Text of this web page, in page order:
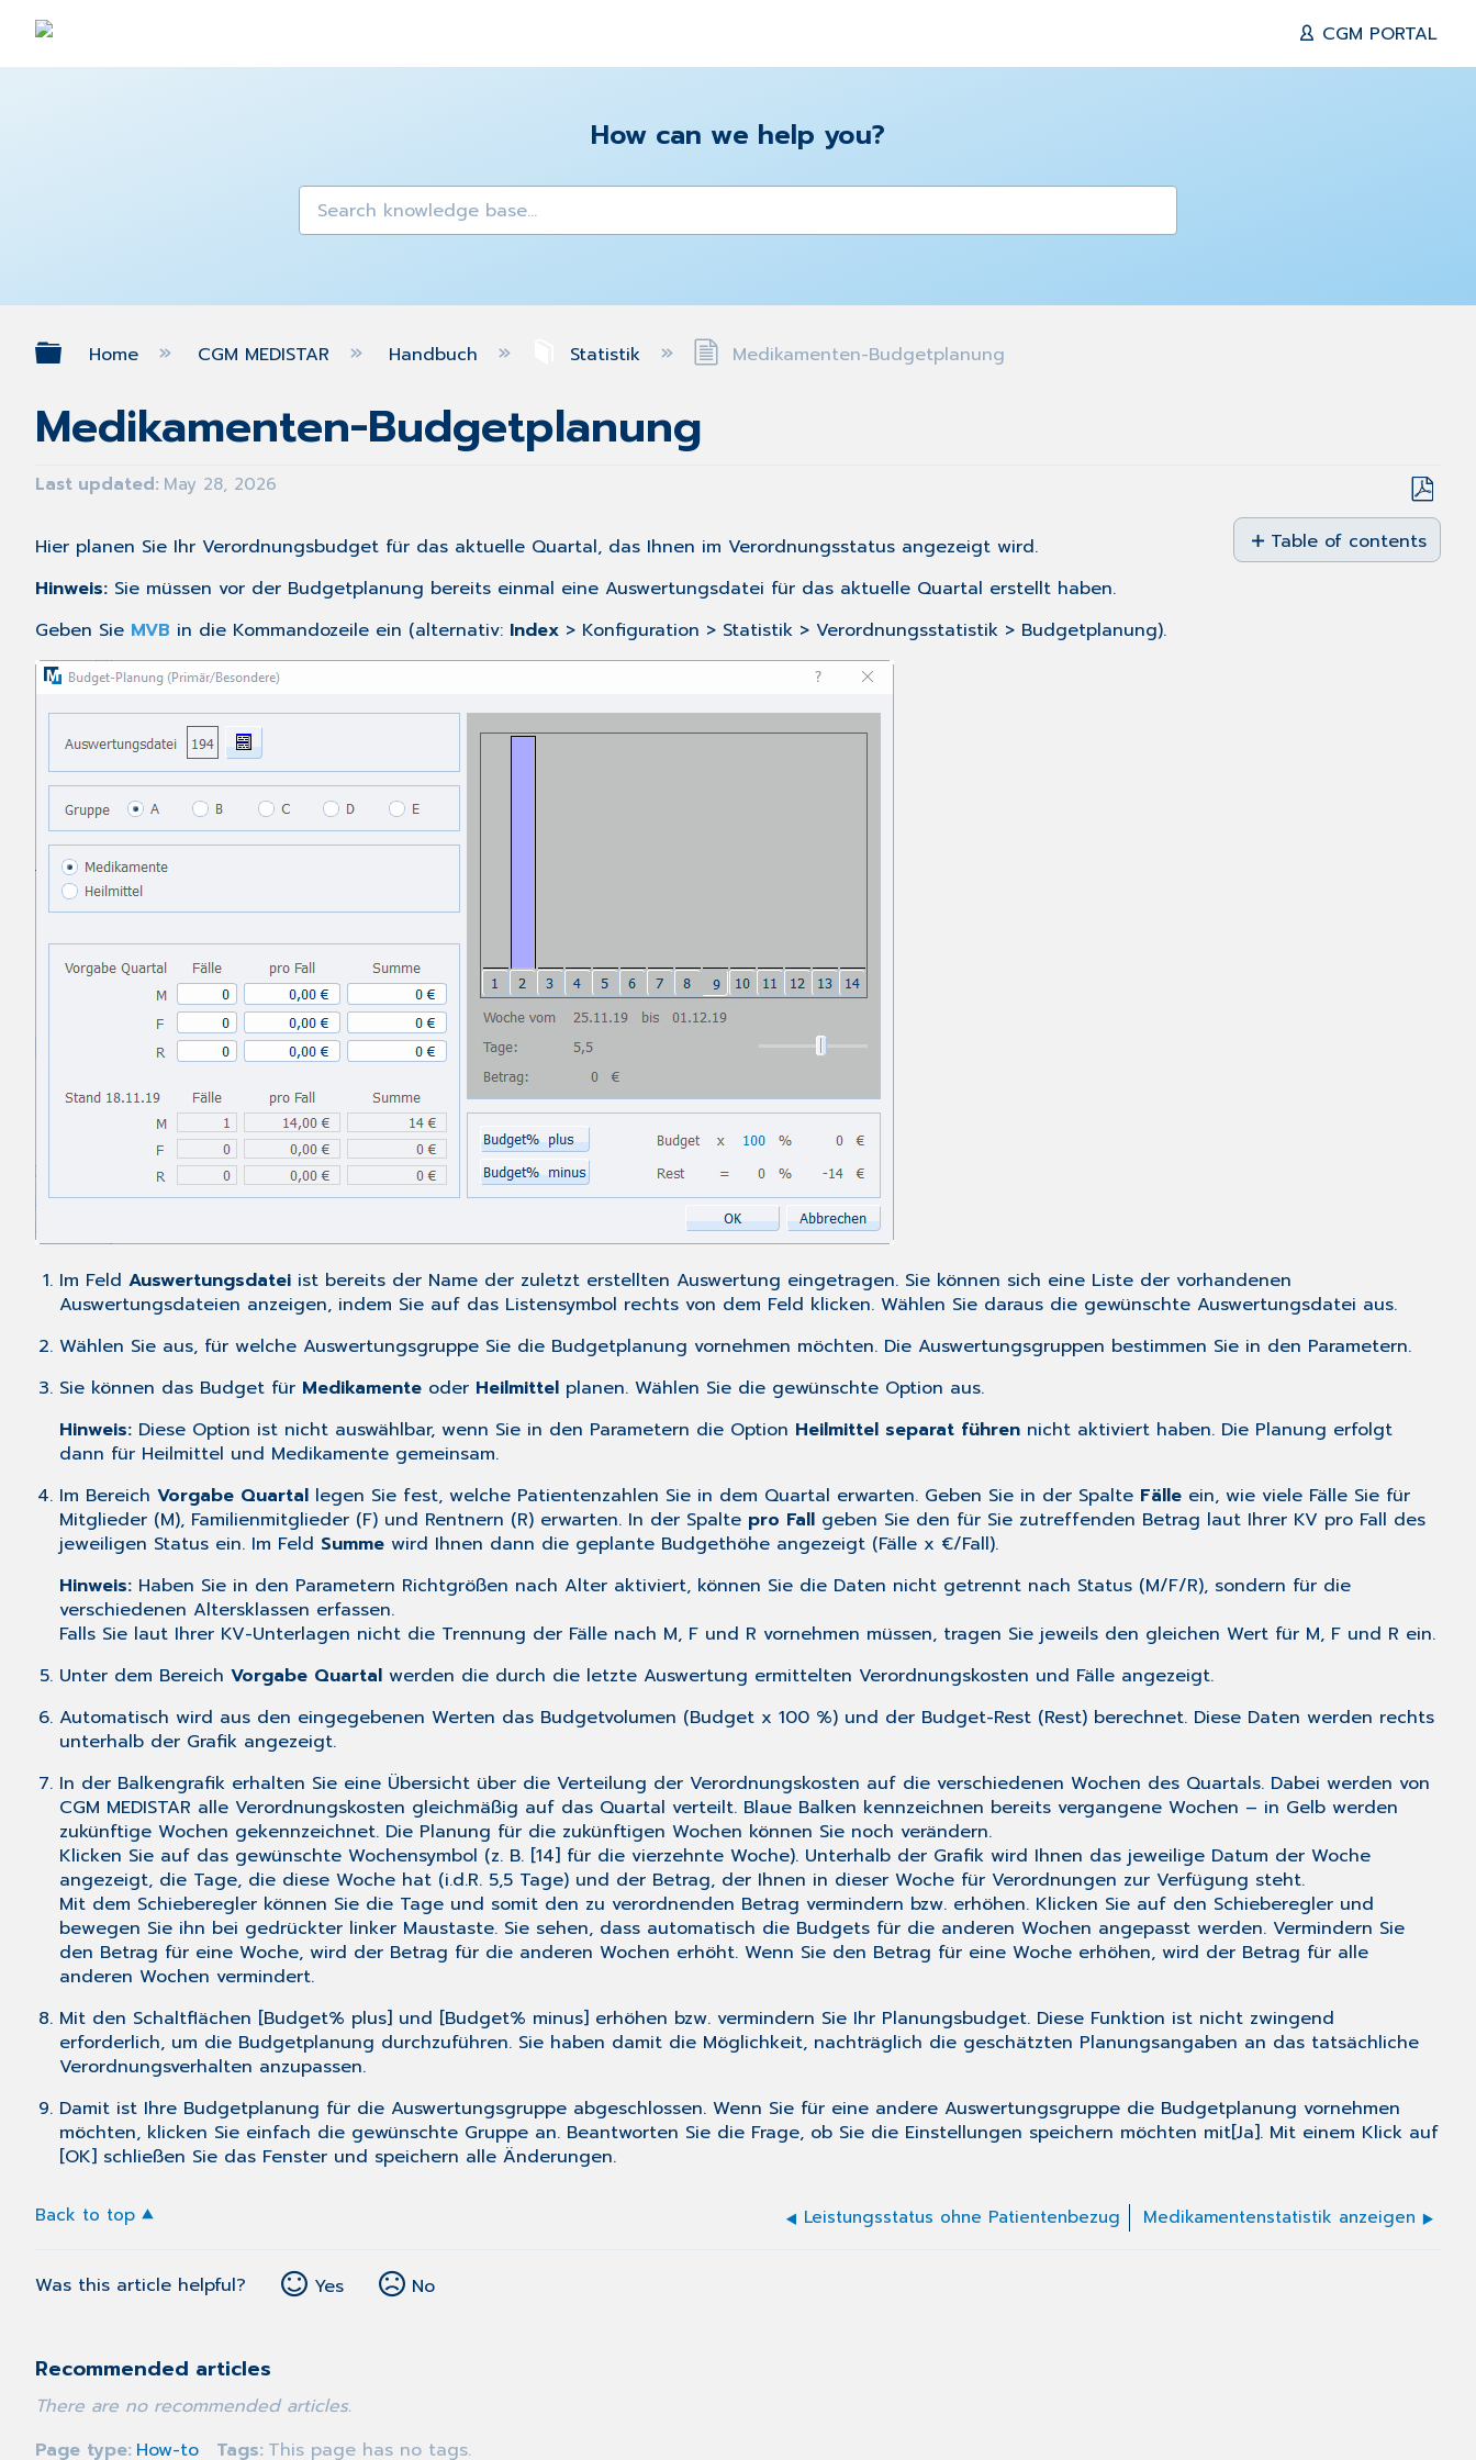
CGM PORTAL
How can we help you?
Expand/collapse global hierarchy
Home CGM MEDISTAR Handbuch Statistik Medikamenten-Budgetplanung
Medikamenten-Budgetplanung
Last updated May 28, 2026
Save
as
PDF
Table of contents
No
Hier planen Sie Ihr Verordnungsbudget für das aktuelle Quartal, das Ihnen im Verordnungsstatus angezeigt wird.
Hinweis: Sie müssen vor der Budgetplanung bereits einmal eine Auswertungsdatei für das aktuelle Quartal erstellt haben.
Geben Sie MVB in die Kommandozeile ein (alternativ: Index > Konfiguration > Statistik > Verordnungsstatistik > Budgetplanung).
Im FeldAuswertungsdatei ist bereits der Name der zuletzt erstellten Auswertung eingetragen. Sie können sich eine Liste der vorhandenen
Auswertungsdateien anzeigen, indem Sie auf das Listensymbol rechts von dem Feld klicken. Wählen Sie daraus die gewünschte Auswertungsdatei aus.
Wählen Sie aus, für welche Auswertungsgruppe Sie die Budgetplanung vornehmen möchten. Die Auswertungsgruppen bestimmen Sie in den Parametern.
Sie können das Budget für Medikamente oder Heilmittel planen. Wählen Sie die gewünschte Option aus.
Hinweis: Diese Option ist nicht auswählbar, wenn Sie in den Parametern die Option Heilmittel separat führen nicht aktiviert haben. Die Planung erfolgt
dann für Heilmittel und Medikamente gemeinsam.
Im BereichVorgabe Quartal legen Sie fest, welche Patientenzahlen Sie in dem Quartal erwarten. Geben Sie in der Spalte Fälle ein, wie viele Fälle Sie für
Mitglieder (M), Familienmitglieder (F) und Rentnern (R) erwarten. In der Spalte pro Fall geben Sie den für Sie zutreffenden Betrag laut Ihrer KV pro Fall des
jeweiligen Status ein. Im Feld Summe wird Ihnen dann die geplante Budgethöhe angezeigt (Fälle x €/Fall).
Hinweis: Haben Sie in den Parametern Richtgrößen nach Alter aktiviert, können Sie die Daten nicht getrennt nach Status (M/F/R), sondern für die
verschiedenen Altersklassen erfassen.
Falls Sie laut Ihrer KV-Unterlagen nicht die Trennung der Fälle nach M, F und R vornehmen müssen, tragen Sie jeweils den gleichen Wert für M, F und R ein.
Unter dem BereichVorgabe Quartal werden die durch die letzte Auswertung ermittelten Verordnungskosten und Fälle angezeigt.
Automatisch wird aus den eingegebenen Werten das Budgetvolumen (Budget x 100 %) und der Budget-Rest (Rest) berechnet. Diese Daten werden rechts
unterhalb der Grafik angezeigt.
In der Balkengrafik erhalten Sie eine Übersicht über die Verteilung der Verordnungskosten auf die verschiedenen Wochen des Quartals. Dabei werden von
CGM MEDISTAR alle Verordnungskosten gleichmäßig auf das Quartal verteilt. Blaue Balken kennzeichnen bereits vergangene Wochen – in Gelb werden
zukünftige Wochen gekennzeichnet. Die Planung für die zukünftigen Wochen können Sie noch verändern.
Klicken Sie auf das gewünschte Wochensymbol (z. B. [14] für die vierzehnte Woche). Unterhalb der Grafik wird Ihnen das jeweilige Datum der Woche
angezeigt, die Tage, die diese Woche hat (i.d.R. 5,5 Tage) und der Betrag, der Ihnen in dieser Woche für Verordnungen zur Verfügung steht.
Mit dem Schieberegler können Sie die Tage und somit den zu verordnenden Betrag vermindern bzw. erhöhen. Klicken Sie auf den Schieberegler und
bewegen Sie ihn bei gedrückter linker Maustaste. Sie sehen, dass automatisch die Budgets für die anderen Wochen angepasst werden. Vermindern Sie
den Betrag für eine Woche, wird der Betrag für die anderen Wochen erhöht. Wenn Sie den Betrag für eine Woche erhöhen, wird der Betrag für alle
anderen Wochen vermindert.
Mit den Schaltflächen [Budget% plus] und [Budget% minus] erhöhen bzw. vermindern Sie Ihr Planungsbudget. Diese Funktion ist nicht zwingend
erforderlich, um die Budgetplanung durchzuführen. Sie haben damit die Möglichkeit, nachträglich die geschätzten Planungsangaben an das tatsächliche
Verordnungsverhalten anzupassen.
Damit ist Ihre Budgetplanung für die Auswertungsgruppe abgeschlossen. Wenn Sie für eine andere Auswertungsgruppe die Budgetplanung vornehmen
möchten, klicken Sie einfach die gewünschte Gruppe an. Beantworten Sie die Frage, ob Sie die Einstellungen speichern möchten mit[Ja]. Mit einem Klick auf
[OK] schließen Sie das Fenster und speichern alle Änderungen.
Back to top Leistungsstatus ohne Patientenbezug Medikamentenstatistik anzeigen
Was this article helpful? Yes No
Recommended articles
There are no recommended articles.
Page type How-to Tags This page has no tags.